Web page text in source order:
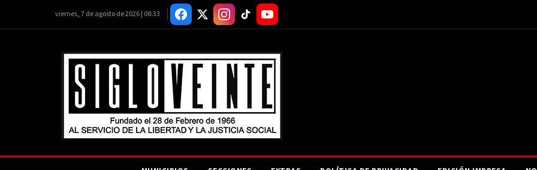
viernes, 7 de agosto de 2026 | 08:33